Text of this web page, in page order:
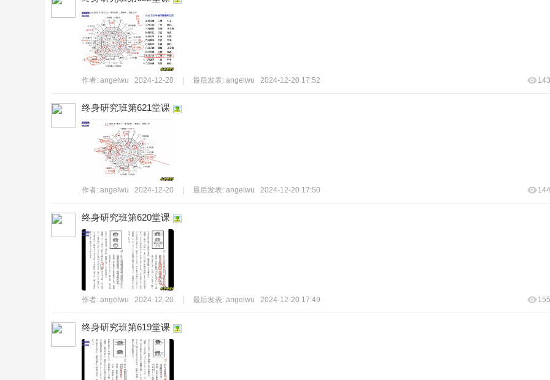
作者: angelwu 2024-12-20 最后发表: angelwu 2024-12-20 17:52
终身研究班第621堂课
作者: angelwu 2024-12-20 最后发表: angelwu 2024-12-20 17:50
终身研究班第620堂课
作者: angelwu 2024-12-20 最后发表: angelwu 2024-12-20 17:49
终身研究班第619堂课